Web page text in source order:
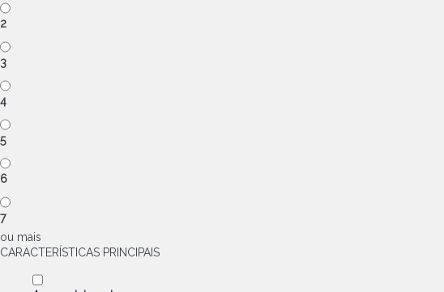
2
3
4
5
6
7
ou mais
CARACTERÍSTICAS PRINCIPAIS